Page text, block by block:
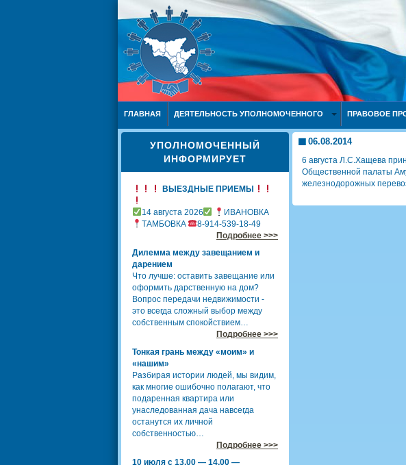
ГЛАВНАЯ ДЕЯТЕЛЬНОСТЬ УПОЛНОМОЧЕННОГО ПРАВОВОЕ
УПОЛНОМОЧЕННЫЙ
ИНФОРМИРУЕТ
ВЫЕЗДНЫЕ ПРИЕМЫ
14 августа 2026
ИВАНОВКА
ТАМБОВКА
8-914-539-18-49
Подробнее >>>
Дилемма между завещанием и
дарением
Что лучше: оставить завещание или
оформить дарственную на дом?
Вопрос передачи недвижимости -
это всегда сложный выбор между
собственным спокойствием…
Подробнее >>>
Тонкая грань между «моим» и
«нашим»
Разбирая истории людей, мы видим,
как многие ошибочно полагают, что
подаренная квартира или
унаследованная дача навсегда
останутся их личной
собственностью…
Подробнее >>>
10 июля с 13.00 — 14.00 —
06.08.2014
6 августа Л.С.Хащева
Общественной палаты
железнодорожных